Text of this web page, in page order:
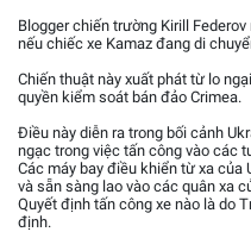
Blogger chiến trường Kirill
nếu chiếc xe Kamaz đang di
Chiến thuật này xuất phát từ lo
quyền kiểm soát bán đảo Crimea.
Điều này diễn ra trong bối cảnh
ngạc trong việc tấn công vào các
Các máy bay điều khiển từ xa của
và sẵn sàng lao vào các quân xa
Quyết định tấn công xe nào là do
định.